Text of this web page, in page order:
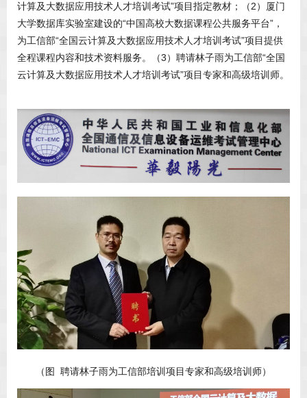
计算及大数据应用技术人才培训考试”项目指定教材；（2）厦门
大学数据库实验室建设的“中国高校大数据课程公共服务平台”，
为工信部“全国云计算及大数据应用技术人才培训考试”项目提供
全程课程内容和技术资料服务。（3）聘请林子雨为工信部“全国
云计算及大数据应用技术人才培训考试”项目专家和高级培训师。
（图 聘请林子雨为工信部培训项目专家和高级培训师）